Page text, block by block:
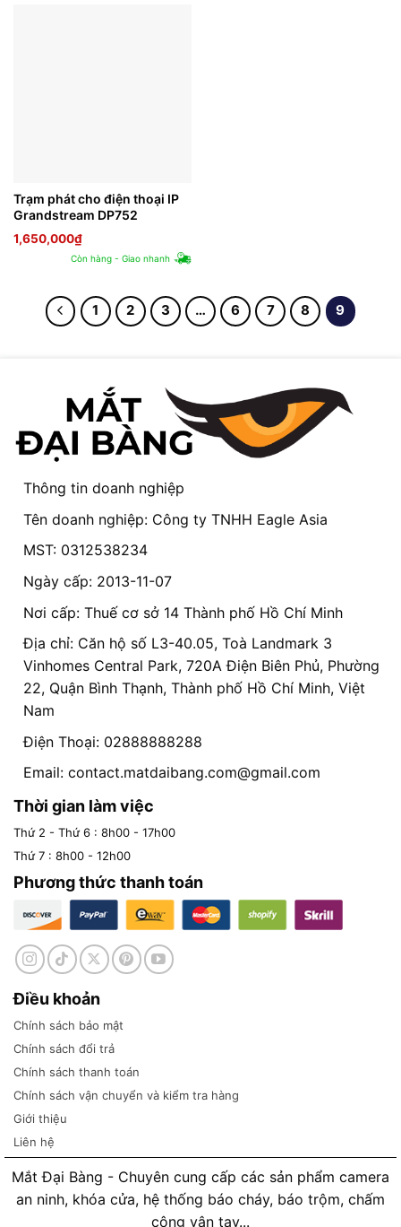
Trạm phát cho điện thoại IP
Grandstream DP752
1,650,000₫
Còn hàng - Giao nhanh
1 2 3 … 6 7 8 9
Thông tin doanh nghiệp
Tên doanh nghiệp: Công ty TNHH Eagle Asia
MST: 0312538234
Ngày cấp: 2013-11-07
Nơi cấp: Thuế cơ sở 14 Thành phố Hồ Chí Minh
Địa chỉ: Căn hộ số L3-40.05, Toà Landmark 3
Vinhomes Central Park, 720A Điện Biên Phủ, Phường
22, Quận Bình Thạnh, Thành phố Hồ Chí Minh, Việt
Nam
Điện Thoại: 02888888288
Email: contact.matdaibang.com@gmail.com
Thời gian làm việc
Thứ 2 - Thứ 6 : 8h00 - 17h00
Thứ 7 : 8h00 - 12h00
Phương thức thanh toán
Điều khoản
Chính sách bảo mật
Chính sách đổi trả
Chính sách thanh toán
Chính sách vận chuyển và kiểm tra hàng
Giới thiệu
Liên hệ
Mắt Đại Bàng - Chuyên cung cấp các sản phẩm camera
an ninh, khóa cửa, hệ thống báo cháy, báo trộm, chấm
công vân tay...